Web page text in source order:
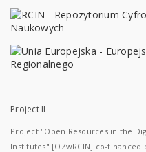
Project II
Project "Open Resources in the
Institutes" [OZwRCIN] co-